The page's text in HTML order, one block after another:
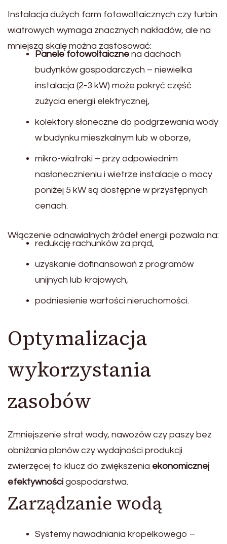
Instalacja dużych farm fotowoltaicznych czy turbin
wiatrowych wymaga znacznych nakładów, ale na
mniejszą skalę można zastosować:
Panele fotowoltaiczne na dachach
budynków gospodarczych – niewielka
instalacja (2-3 kW) może pokryć część
zużycia energii elektrycznej,
kolektory słoneczne do podgrzewania wody
w budynku mieszkalnym lub w oborze,
mikro-wiatraki – przy odpowiednim
nasłonecznieniu i wietrze instalacje o mocy
poniżej 5 kW są dostępne w przystępnych
cenach.
Włączenie odnawialnych źródeł energii pozwala na:
redukcję rachunków za prąd,
uzyskanie dofinansowań z programów
unijnych lub krajowych,
podniesienie wartości nieruchomości.
Optymalizacja
wykorzystania
zasobów
Zmniejszenie strat wody, nawozów czy paszy bez
obniżania plonów czy wydajności produkcji
zwierzęcej to klucz do zwiększenia ekonomicznej
efektywności gospodarstwa.
Zarządzanie wodą
Systemy nawadniania kropelkowego –